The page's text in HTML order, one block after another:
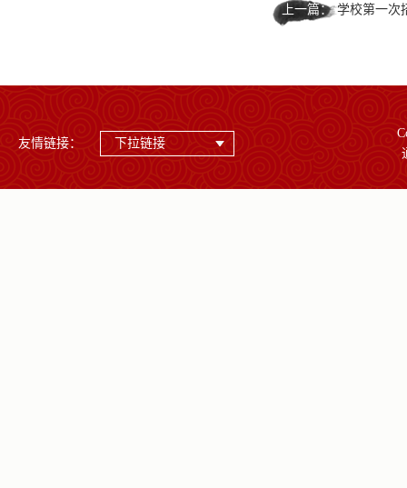
上一篇： 学校第一次
友情链接： 下拉链接